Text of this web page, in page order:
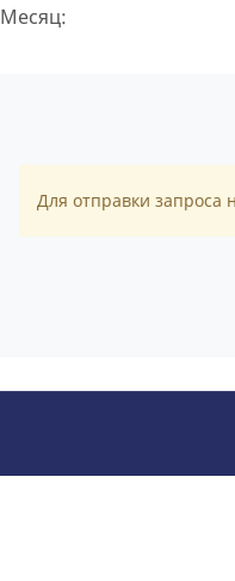
Месяц:
Для отправки запроса